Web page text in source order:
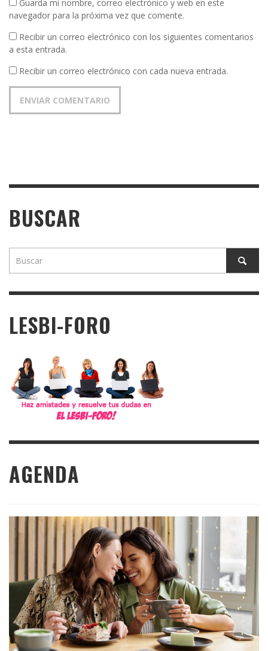
Guarda mi nombre, correo electrónico y web en este
navegador para la próxima vez que comente.
Recibir un correo electrónico con los siguientes comentarios
a esta entrada.
Recibir un correo electrónico con cada nueva entrada.
BUSCAR
LESBI-FORO
AGENDA